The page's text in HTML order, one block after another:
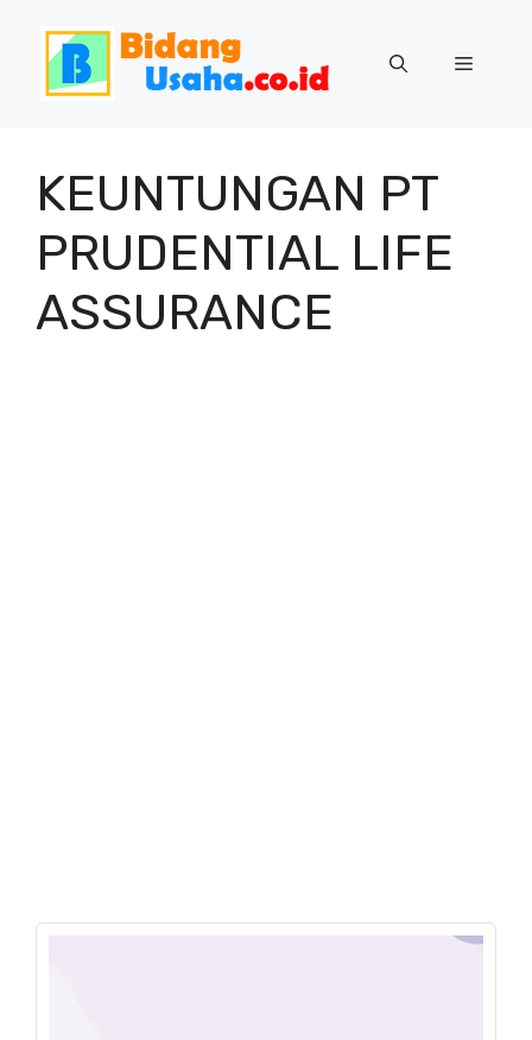
Menu
KEUNTUNGAN PT
PRUDENTIAL LIFE
ASSURANCE